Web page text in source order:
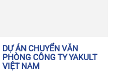
DỰ ÁN CHUYỂN VĂN
PHÒNG CÔNG TY YAKULT
VIỆT NAM